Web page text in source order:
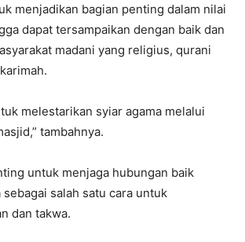
menjadikan bagian penting dalam nilai
dapat tersampaikan dengan baik dan
madani yang religius, qurani
melestarikan syiar agama melalui
tambahnya.
untuk menjaga hubungan baik
sebagai salah satu cara untuk
dan takwa.